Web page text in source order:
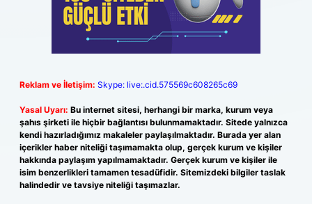
Reklam ve İletişim: Skype: live:.cid.575569c608265c69
Yasal Uyarı: Bu internet sitesi, herhangi bir marka, kurum veya
şahıs şirketi ile hiçbir bağlantısı bulunmamaktadır. Sitede yalnızca
kendi hazırladığımız makaleler paylaşılmaktadır. Burada yer alan
içerikler haber niteliği taşımamakta olup, gerçek kurum ve kişiler
hakkında paylaşım yapılmamaktadır. Gerçek kurum ve kişiler ile
isim benzerlikleri tamamen tesadüfidir. Sitemizdeki bilgiler taslak
halindedir ve tavsiye niteliği taşımazlar.